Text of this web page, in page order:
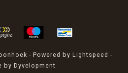
- Powered by Lightspeed -
by Dyvelopment